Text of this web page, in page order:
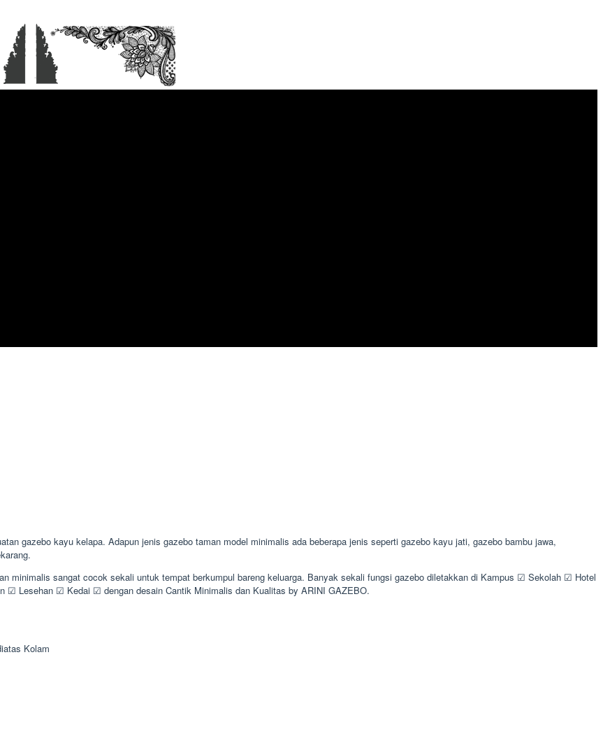
gazebo kayu kelapa. Adapun jenis gazebo taman model minimalis ada beberapa jenis seperti gazebo kayu jati, gazebo bambu jawa,
minimalis sangat cocok sekali untuk tempat berkumpul bareng keluarga. Banyak sekali fungsi gazebo diletakkan di Kampus ☑ Sekolah ☑ Hotel
☑ Kedai ☑ dengan desain Cantik Minimalis dan Kualitas by ARINI GAZEBO.
Kolam